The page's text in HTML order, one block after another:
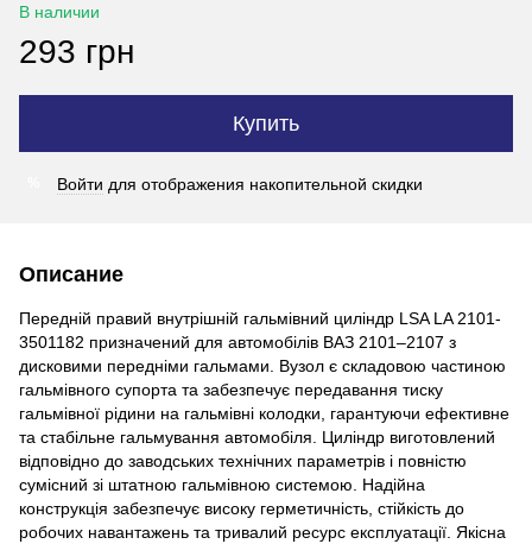
В наличии
293 грн
Купить
Войти для отображения накопительной скидки
Описание
Передній правий внутрішній гальмівний циліндр LSA LA 2101-
3501182 призначений для автомобілів ВАЗ 2101–2107 з
дисковими передніми гальмами. Вузол є складовою частиною
гальмівного супорта та забезпечує передавання тиску
гальмівної рідини на гальмівні колодки, гарантуючи ефективне
та стабільне гальмування автомобіля. Циліндр виготовлений
відповідно до заводських технічних параметрів і повністю
сумісний зі штатною гальмівною системою. Надійна
конструкція забезпечує високу герметичність, стійкість до
робочих навантажень та тривалий ресурс експлуатації. Якісна